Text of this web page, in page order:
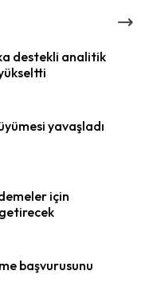
destekli analitik
yavaşladı
için
başvurusunu